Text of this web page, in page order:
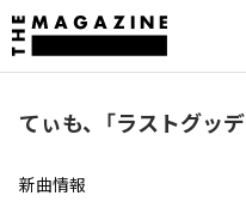
てぃも、「ラストグッ
新曲情報